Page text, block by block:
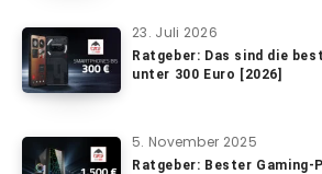
23. Juli 2026
Ratgeber: Das sind die
unter 300 Euro [2026]
5. November 2025
Ratgeber: Bester Gaming-